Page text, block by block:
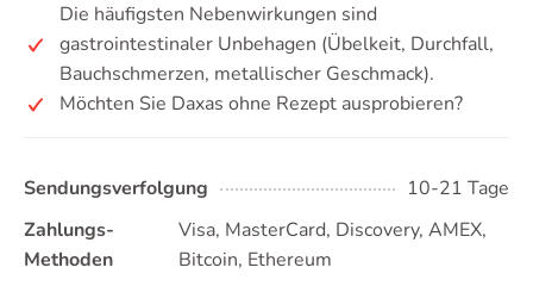
Die häufigsten Nebenwirkungen sind
gastrointestinaler Unbehagen (Übelkeit, Durchfall,
Bauchschmerzen, metallischer Geschmack).
Möchten Sie Daxas ohne Rezept ausprobieren?
Sendungsverfolgung
10-21 Tage
Zahlungs-
Methoden
Visa, MasterCard, Discovery, AMEX,
Bitcoin, Ethereum